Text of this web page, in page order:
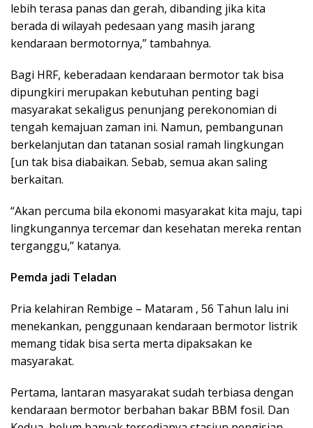
lebih terasa panas dan gerah, dibanding jika kita
berada di wilayah pedesaan yang masih jarang
kendaraan bermotornya,” tambahnya.
Bagi HRF, keberadaan kendaraan bermotor tak bisa
dipungkiri merupakan kebutuhan penting bagi
masyarakat sekaligus penunjang perekonomian di
tengah kemajuan zaman ini. Namun, pembangunan
berkelanjutan dan tatanan sosial ramah lingkungan
[un tak bisa diabaikan. Sebab, semua akan saling
berkaitan.
“Akan percuma bila ekonomi masyarakat kita maju, tapi
lingkungannya tercemar dan kesehatan mereka rentan
terganggu,” katanya.
Pemda jadi Teladan
Pria kelahiran Rembige – Mataram , 56 Tahun lalu ini
menekankan, penggunaan kendaraan bermotor listrik
memang tidak bisa serta merta dipaksakan ke
masyarakat.
Pertama, lantaran masyarakat sudah terbiasa dengan
kendaraan bermotor berbahan bakar BBM fosil. Dan